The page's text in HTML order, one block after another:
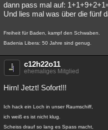
dann pass mal auf:
Und lies mal was über die fünf
Freiheit für Baden, kampf den Schwaben.
Badenia Libera: 50 Jahre sind genug.
c12h22o11
ehemaliges Mitglied
Hirn! Jetzt! Sofort!!!
Ich hack ein Loch in unser Raumschiff,
ich weiß es ist nicht klug.
Scheiss drauf so lang es Spass macht,